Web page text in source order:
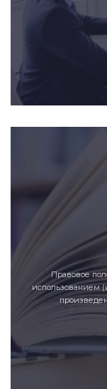
Правовое
использованием